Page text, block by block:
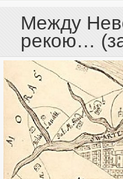
Между
рекою…